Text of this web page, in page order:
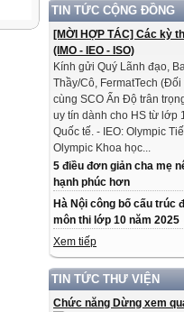
TIN TỨC CỘNG ĐỒNG
[MỜI HỢP TÁC] Các kỳ
(IMO - IEO - ISO)
Kính gửi Quý Lãnh đạo,
Thầy/Cô, FermatTech
cùng SCO Ấn Độ trân
uy tín dành cho HS từ lớp
Quốc tế. - IEO: Olympic
Olympic Khoa học...
5 điều đơn giản cha mẹ
hạnh phúc hơn
Hà Nội công bố cấu trúc
môn thi lớp 10 năm 2025
Xem tiếp
TIN TỨC THƯ VIỆN
Chức năng Dừng xem